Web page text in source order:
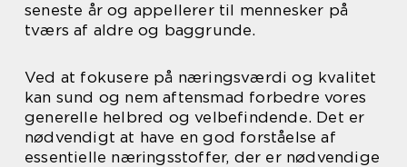
seneste år og appellerer til mennesker på
tværs af aldre og baggrunde.
Ved at fokusere på næringsværdi og kvalitet
kan sund og nem aftensmad forbedre vores
generelle helbred og velbefindende. Det er
nødvendigt at have en god forståelse af
essentielle næringsstoffer, der er nødvendige